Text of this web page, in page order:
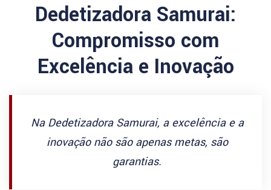
Dedetizadora Samurai:
Compromisso com
Excelência e Inovação
Na Dedetizadora Samurai, a excelência e a
inovação não são apenas metas, são
garantias.